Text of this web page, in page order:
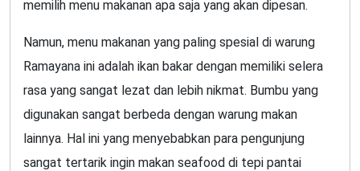
memilih menu makanan apa saja yang akan dipesan.
Namun, menu makanan yang paling spesial di warung
Ramayana ini adalah ikan bakar dengan memiliki selera
rasa yang sangat lezat dan lebih nikmat. Bumbu yang
digunakan sangat berbeda dengan warung makan
lainnya. Hal ini yang menyebabkan para pengunjung
sangat tertarik ingin makan seafood di tepi pantai